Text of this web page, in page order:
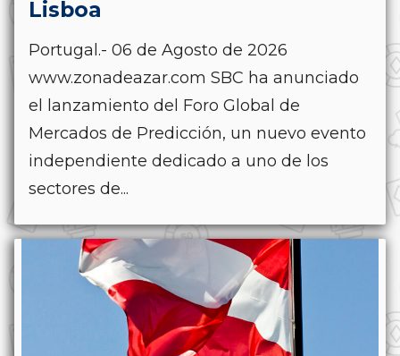
Lisboa
Portugal.- 06 de Agosto de 2026
www.zonadeazar.com SBC ha anunciado
el lanzamiento del Foro Global de
Mercados de Predicción, un nuevo evento
independiente dedicado a uno de los
sectores de...